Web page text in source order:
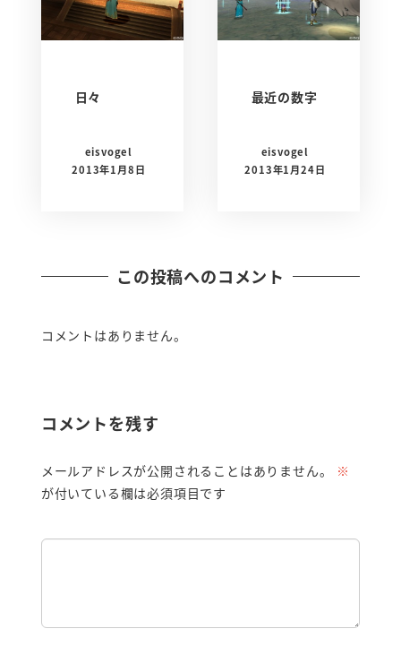
日々
eisvogel
2013年1月8日
最近の数字
eisvogel
2013年1月24日
この投稿へのコメント
コメントはありません。
コメントを残す
メールアドレスが公開されることはありません。
※
が付いている欄は必須項目です